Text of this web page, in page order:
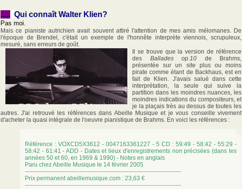
..... Qui connaît Walter Klien?
Pas moi.
Mais ce pianiste autrichien avait souvent attiré l'attention de mes amis mélomanes. De
l'époque de Brendel, c'était un exemple de l'honnête interprète viennois, scrupuleux,
mesuré, sans erreurs de goût.
Il se trouve que la version de référence
des Ballades op.10 de Brahms,
présentée sur un site plus ou moins
pirate comme étant de Backhaus, est en
fait de Klien. J'avais salué dans cette
interprétation, la seule qui suive la
partition dans les moindres nuances, les
moindres indications du compositeurs, et
je la plaçais très au dessus de toutes les
autres. J'ai retrouvé les références dans Abeille Musique et je vous conseille vivement
d'acheter la quasi intégrale de l'oeuvre pianistique de Brahms. En voici les références :
Référence : VOXCD5X3612 - 0047163361227 - 5 CD : 59:49 - 58:42 - 55:29 -
58:42 - 61:41 - ADD - Dates et lieux d'enregistrements non précisées (dans les
années 50 et 60, en 1969 & 1990) - Notes en anglais
Paru chez Abeille Musique le 14 février 2005
--------------------------------------------------------------------------------
Prix permanent abeillemusique.com : 23,63 €
--------------------------------------------------------------------------------